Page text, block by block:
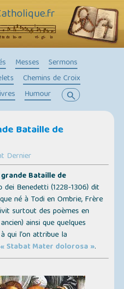
Messes
Sermons
Chemins de Croix
Humour search
Bataille de
Dernier
Bataille de
dei Benedetti (1228-1306) dit
né à Todi en Ombrie, Frère
surtout des poèmes en
ainsi que quelques
qui l’on attribue la
« Stabat Mater dolorosa ».